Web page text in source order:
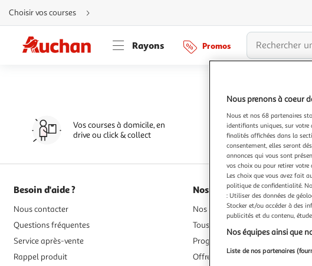
Aller
directement
au
Aller
directement
à
directement
d'aide
Choisir vos courses
Rayons Promos
Vos courses à domicile, en
drive ou click & collect
Paiement
ou au retrait
Besoin d'aide ?
Nous contacter
Questions fréquentes
Service après-vente
Rappel produit
Nos services
Nos magasins, drives et points
Tous nos modes de livraison
Programme de fidélité Waaoh!
Offres de financement
Nous prenons à coeur
Nous et nos 68 partenaires
identifiants uniques, sur votre
finalités affichées dans la
consentement, elles seront
annonces qui vous sont
vos choix ou pour retirer votre
Les choix que vous avez fait
politique de confidentialité.
: Utiliser des données de
Stocker et/ou accéder à des
publicités et du contenu,
Nos équipes ainsi que
Liste de nos partenaires